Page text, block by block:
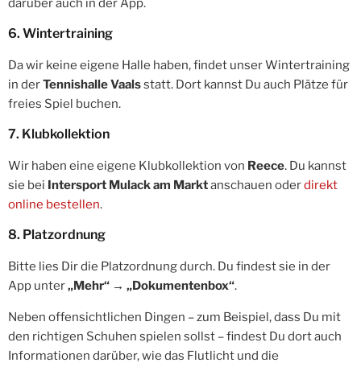
darüber auch in der App.
6. Wintertraining
Da wir keine eigene Halle haben, findet unser Wintertraining
in derTennishalle Vaalsstatt. Dort kannst Du auch Plätze für
freies Spiel buchen.
7. Klubkollektion
Wir haben eine eigene Klubkollektion von Reece. Du kannst
sie bei Intersport Mulack am Marktanschauen oderdirekt
online bestellen.
8. Platzordnung
Bitte lies Dir die Platzordnung durch. Du findest sie in der
App unter„Mehr“ → „Dokumentenbox“.
Neben offensichtlichen Dingen – zum Beispiel, dass Du mit
den richtigen Schuhen spielen sollst – findest Du dort auch
Informationen darüber, wie das Flutlicht und die